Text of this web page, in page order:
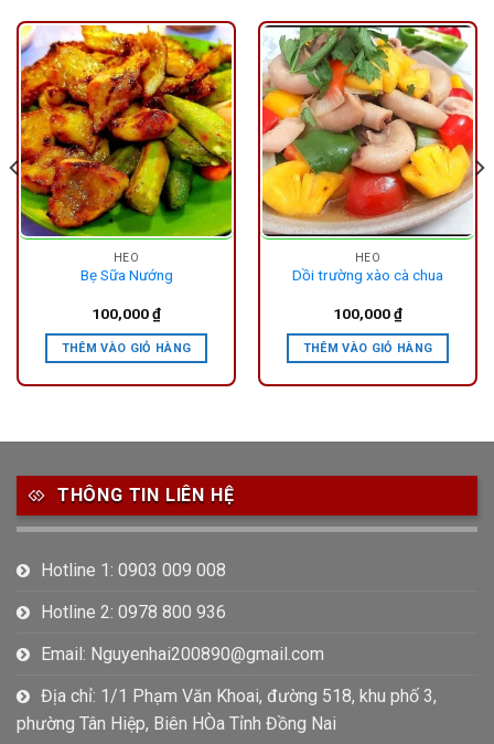
HEO
Bẹ Sữa Nướng
100,000₫
THÊM VÀO GIỎ HÀNG
HEO
Dồi trường xào cà chua
100,000₫
THÊM VÀO GIỎ HÀNG
THÔNG TIN LIÊN HỆ
Hotline 1: 0903 009 008
Hotline 2: 0978 800 936
Email: Nguyenhai200890@gmail.com
Địa chỉ: 1/1 Phạm Văn Khoai, đường 518, khu phố 3,
phường Tân Hiệp, Biên HÒa Tỉnh Đồng Nai